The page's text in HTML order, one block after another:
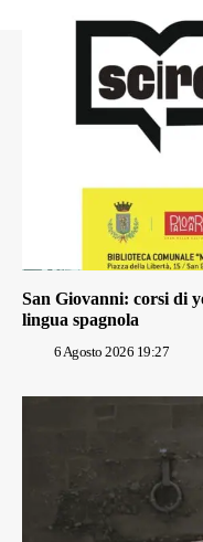
San Giovanni: corsi di
lingua spagnola
6 Agosto 2026 19:27